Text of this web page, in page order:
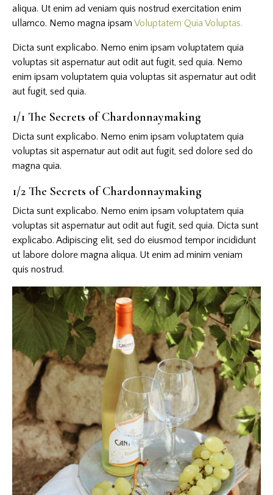
aliqua. Ut enim ad veniam quis nostrud exercitation enim
ullamco. Nemo magna ipsam Voluptatem Quia Voluptas.
Dicta sunt explicabo. Nemo enim ipsam voluptatem quia
voluptas sit aspernatur aut odit aut fugit, sed quia. Nemo
enim ipsam voluptatem quia voluptas sit aspernatur aut odit
aut fugit, sed quia.
1/1 The Secrets of Chardonnaymaking
Dicta sunt explicabo. Nemo enim ipsam voluptatem quia
voluptas sit aspernatur aut odit aut fugit, sed dolore sed do
magna quia.
1/2 The Secrets of Chardonnaymaking
Dicta sunt explicabo. Nemo enim ipsam voluptatem quia
voluptas sit aspernatur aut odit aut fugit, sed quia. Dicta sunt
explicabo. Adipiscing elit, sed do eiusmod tempor incididunt
ut labore dolore magna aliqua. Ut enim ad minim veniam
quis nostrud.